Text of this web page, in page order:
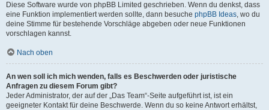
Diese Software wurde von phpBB Limited geschrieben. Wenn du denkst, dass
eine Funktion implementiert werden sollte, dann besuche phpBB Ideas, wo du
deine Stimme für bestehende Vorschläge abgeben oder neue Funktionen
vorschlagen kannst.
Nach oben
An wen soll ich mich wenden, falls es Beschwerden oder juristische
Anfragen zu diesem Forum gibt?
Jeder Administrator, der auf der „Das Team“-Seite aufgeführt ist, ist ein
geeigneter Kontakt für deine Beschwerde. Wenn du so keine Antwort erhältst,